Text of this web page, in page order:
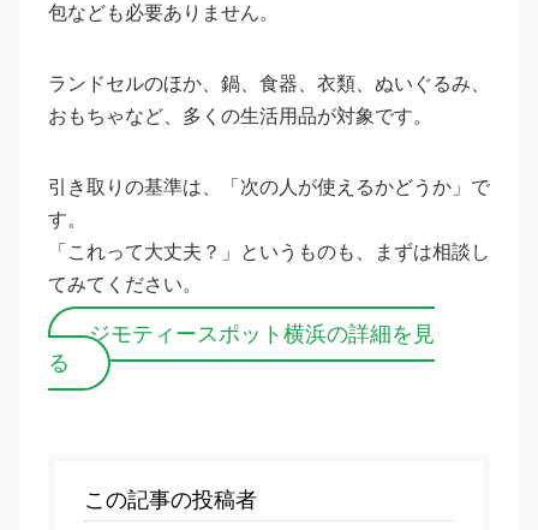
包なども必要ありません。
ランドセルのほか、鍋、食器、衣類、ぬいぐるみ、
おもちゃなど、多くの生活用品が対象です。
引き取りの基準は、「次の人が使えるかどうか」で
す。
「これって大丈夫？」というものも、まずは相談し
てみてください。
ジモティースポット横浜の詳細を見
る
この記事の投稿者